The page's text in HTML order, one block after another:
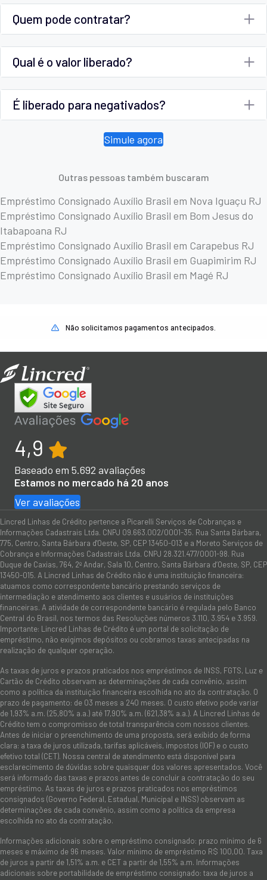
Quem pode contratar?
Qual é o valor liberado?
É liberado para negativados?
Simule agora
Outras pessoas também buscaram
Empréstimo Consignado Auxílio Brasil em Nova Iguaçu RJ
Empréstimo Consignado Auxílio Brasil em Bom Jesus do
Itabapoana RJ
Empréstimo Consignado Auxílio Brasil em Carapebus RJ
Empréstimo Consignado Auxílio Brasil em Guapimirim RJ
Empréstimo Consignado Auxílio Brasil em Magé RJ
Não solicitamos pagamentos antecipados.
4,9
Baseado em 5.692avaliações
Estamos no mercado há 20 anos
Ver avaliações
Lincred Linhas de Crédito pertence a Picarelli Serviços de Cobranças e
Informações Cadastrais Ltda. CNPJ 09.663.002/0001-35. Rua Santa Bárbara,
775, Centro, Santa Bárbara d'Oeste, SP, CEP 13450-013 e a Moreto Serviços de
Cobrança e Informações Cadastrais Ltda. CNPJ 28.321.477/0001-98. Rua
Duque de Caxias, 764, 2º Andar, Sala 10, Centro, Santa Bárbara d’Oeste, SP, CEP
13450-015. A Lincred Linhas de Crédito não é uma instituição financeira:
atuamos como correspondente bancário prestando serviços de
intermediação e atendimento aos clientes e usuários de instituições
financeiras. A atividade de correspondente bancário é regulada pelo Banco
Central do Brasil, nos termos das Resoluções números 3.110, 3.954 e 3.959.
Importante: Lincred Linhas de Crédito é um portal de solicitação de
empréstimo, não exigimos depósitos ou cobramos taxas antecipadas na
realização de qualquer operação.
As taxas de juros e prazos praticados nos empréstimos de INSS, FGTS, Luz e
Cartão de Crédito observam as determinações de cada convênio, assim
como a política da instituição financeira escolhida no ato da contratação. O
prazo de pagamento: de 03 meses a 240 meses. O custo efetivo pode variar
de 1,93% a.m. (25,80% a.a.) até 17,90% a.m. (621,38% a.a.). A Lincred Linhas de
Crédito tem o compromisso de total transparência com nossos clientes.
Antes de iniciar o preenchimento de uma proposta, será exibido de forma
clara: a taxa de juros utilizada, tarifas aplicáveis, impostos (IOF) e o custo
efetivo total (CET). Nossa central de atendimento está disponível para
esclarecimento de dúvidas sobre quaisquer dos valores apresentados. Você
será informado das taxas e prazos antes de concluir a contratação do seu
empréstimo. As taxas de juros e prazos praticados nos empréstimos
consignados (Governo Federal, Estadual, Municipal e INSS) observam as
determinações de cada convênio, assim como a política da empresa
escolhida no ato da contratação.
Informações adicionais sobre o empréstimo consignado: prazo mínimo de 6
meses e máximo de 96 meses. Valor mínimo de empréstimo R$ 100,00. Taxa
de juros a partir de 1,51% a.m. e CET a partir de 1,55% a.m. Informações
adicionais sobre portabilidade de empréstimo consignado: taxa de juros a